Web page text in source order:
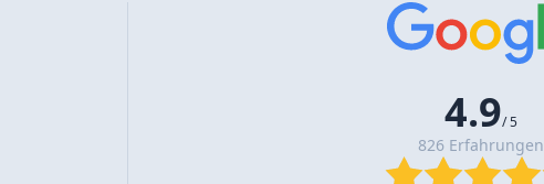
4.9/ 5
826 Erfahrungen